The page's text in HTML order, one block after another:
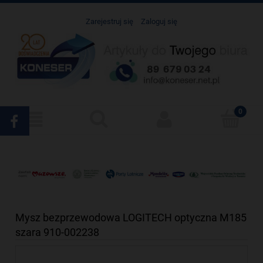
Zarejestruj się Zaloguj się
Mysz bezprzewodowa LOGITECH optyczna M185
szara 910-002238